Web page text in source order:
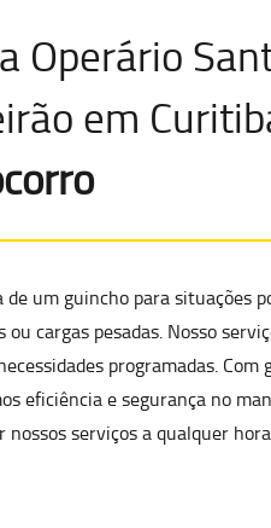
Operário
em
de um guincho para situações
cargas pesadas. Nosso
programadas.
eficiência e segurança no
serviços a qualquer